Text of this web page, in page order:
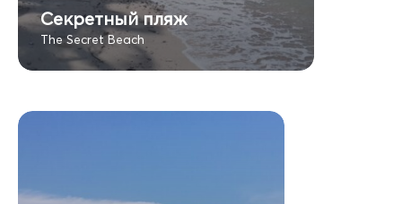
Секретный пляж
The Secret Beach